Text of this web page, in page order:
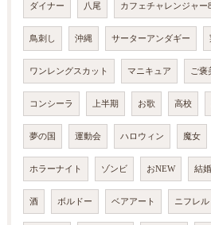
ダイナー 八尾 カフェチャレンジャー
鳥刺し 沖縄 サーターアンダギー
ワンレングスカット マニキュア ご褒
コンシーラ 上半期 お歌 高校
夢の国 運動会 ハロウィン 魔女
ホラーナイト ゾンビ おNEW 結
酒 ボルドー ベアアート ニフレル